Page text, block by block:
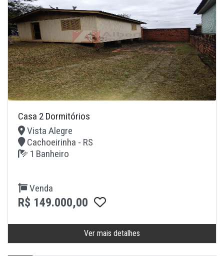
Casa 2 Dormitórios
Vista Alegre
Cachoeirinha - RS
1 Banheiro
Venda
R$ 149.000,00
Ver mais detalhes